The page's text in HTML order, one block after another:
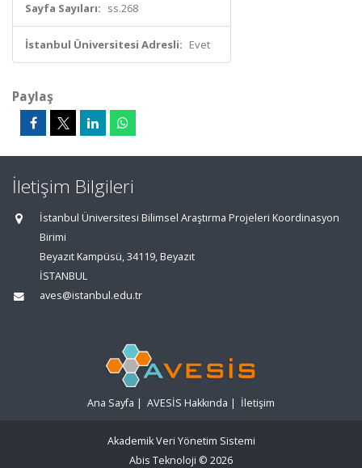
Sayfa Sayıları: ss.268
İstanbul Üniversitesi Adresli: Evet
Paylaş
İletişim Bilgileri
İstanbul Üniversitesi Bilimsel Araştırma Projeleri Koordinasyon
Birimi
Beyazıt Kampüsü, 34119, Beyazıt
İSTANBUL
aves@istanbul.edu.tr
Ana Sayfa | AVESİS Hakkında | İletişim
Akademik Veri Yönetim Sistemi
Abis Teknoloji © 2026